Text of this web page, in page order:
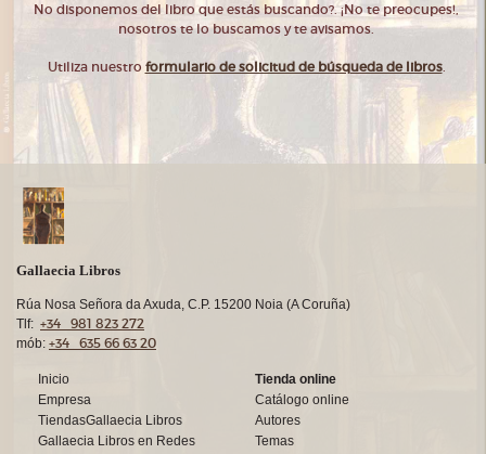
No disponemos del libro que estás buscando?. ¡No te preocupes!,
nosotros te lo buscamos y te avisamos.
Utiliza nuestro formulario de solicitud de búsqueda de libros.
Gallaecia Libros
Rúa Nosa Señora da Axuda, C.P. 15200 Noia (A Coruña)
Tlf: +34 981 823 272
mób: +34 635 66 63 20
Inicio
Empresa
TiendasGallaecia Libros
Gallaecia Libros en Redes
Tienda online
Catálogo online
Autores
Temas